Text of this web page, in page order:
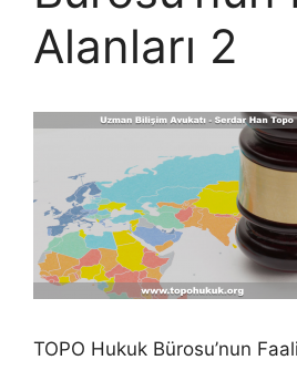
Alanları 2
TOPO Hukuk Bürosu’nun